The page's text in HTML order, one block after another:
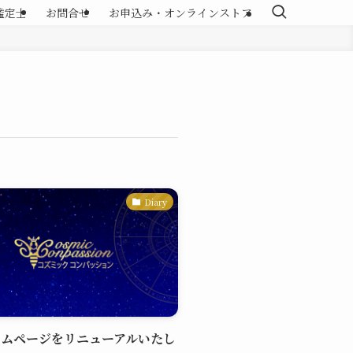
定士 お問合せ お申込み・オンラインストア
Diary
ページをリニューアルいたし